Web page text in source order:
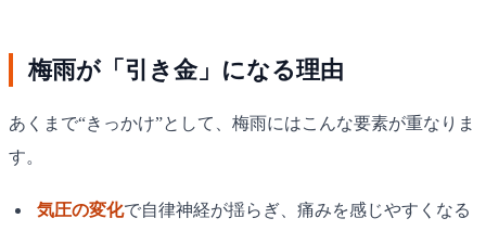
梅雨が「引き金」になる理由
あくまで“きっかけ”として、梅雨にはこんな要素が重なりま
す。
気圧の変化で自律神経が揺らぎ、痛みを感じやすくなる